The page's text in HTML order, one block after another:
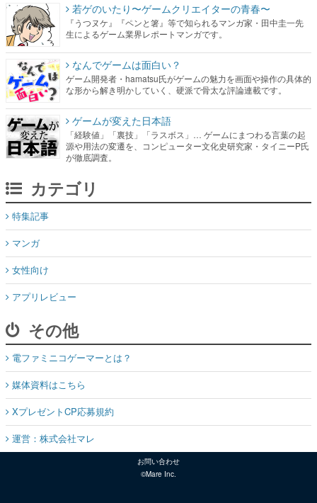
若ゲのいたり〜ゲームクリエイターの青春〜
『うつヌケ』『ペンと箸』等で知られるマンガ家・田中圭一先
生によるゲーム業界レポートマンガです。
なんでゲームは面白い？
ゲーム開発者・hamatsu氏がゲームの魅力を画面や操作の具体的
な形から解き明かしていく、硬派で骨太な評論連載です。
ゲームが変えた日本語
「経験値」「裏技」「ラスボス」… ゲームにまつわる言葉の起
源や用法の変遷を、コンピューター文化史研究家・タイニーP氏
が徹底調査。
カテゴリ
特集記事
マンガ
女性向け
アプリレビュー
その他
電ファミニコゲーマーとは？
媒体資料はこちら
XプレゼントCP応募規約
運営：株式会社マレ
お問い合わせ
©Mare Inc.